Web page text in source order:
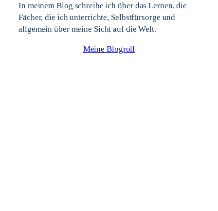
In meinem Blog schreibe ich über das Lernen, die
Fächer, die ich unterrichte, Selbstfürsorge und
allgemein über meine Sicht auf die Welt.
Meine Blogroll